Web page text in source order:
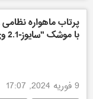
پرتاب ماهواره
با موشک "سایوز-2.1 وی" + ویدئو
9 فوریه 2024, 17:07